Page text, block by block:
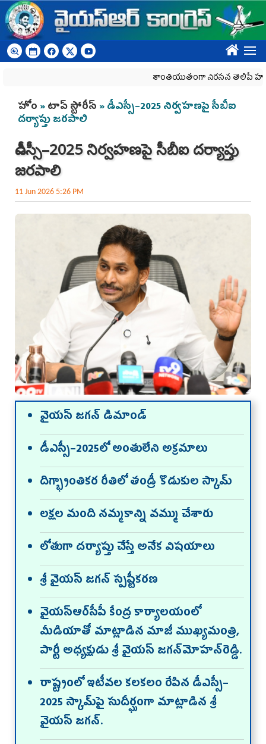
Skip to main content
????
శాంతియుతంగా నిరసన తెలిపే
You are here
హోం »టాప్ స్టోరీస్ » డీఎస్సీ–2025 నిర్వ‌హ‌ణ‌పై సీబీఐ
దర్యాప్తు జరపాలి
డీఎస్సీ–2025 నిర్వ‌హ‌ణ‌పై సీబీఐ దర్యాప్తు
జరపాలి
11 Jun 2026 5:26 PM
వైయస్‌ జగన్‌ డిమాండ్‌
డీఎస్సీ–2025లో అంతులేని అక్రమాలు
దిగ్భ్రాంతికర రీతిలో తండ్రీ కొడుకుల స్కామ్‌
లక్షల మంది నమ్మకాన్ని వమ్ము చేశారు
లోతుగా దర్యాప్తు చేస్తే అనేక విషయాలు
శ్రీ వైయస్‌ జగన్‌ స్పష్టీకరణ
వైయ‌స్ఆర్‌సీపీ కేంద్ర కార్యాలయంలో
మీడియాతో మాట్లాడిన మాజీ ముఖ్యమంత్రి,
పార్టీ అధ్యక్షుడు శ్రీ వైయస్‌ జగన్‌మోహన్‌రెడ్డి.
రాష్ట్రంలో ఇటీవల కలకలం రేపిన డీఎస్సీ–
2025 స్కామ్‌పై సుదీర్ఘంగా మాట్లాడిన శ్రీ
వైయస్‌ జగన్‌.